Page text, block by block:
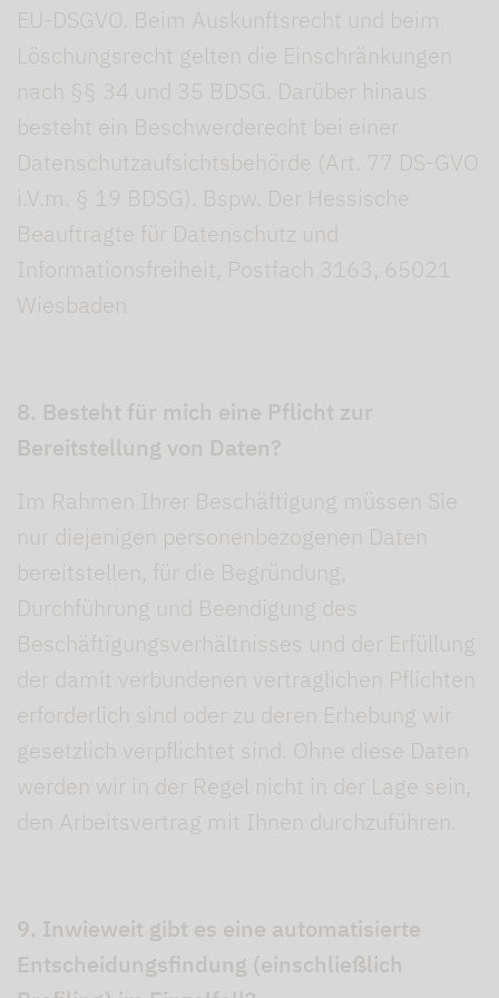
EU-DSGVO. Beim Auskunftsrecht und beim
Löschungsrecht gelten die Einschränkungen
nach §§ 34 und 35 BDSG. Darüber hinaus
besteht ein Beschwerderecht bei einer
Datenschutzaufsichtsbehörde (Art. 77 DS-GVO
i.V.m. § 19 BDSG). Bspw. Der Hessische
Beauftragte für Datenschutz und
Informationsfreiheit, Postfach 3163, 65021
Wiesbaden
8. Besteht für mich eine Pflicht zur
Bereitstellung von Daten?
Im Rahmen Ihrer Beschäftigung müssen Sie
nur diejenigen personenbezogenen Daten
bereitstellen, für die Begründung,
Durchführung und Beendigung des
Beschäftigungsverhältnisses und der Erfüllung
der damit verbundenen vertraglichen Pflichten
erforderlich sind oder zu deren Erhebung wir
gesetzlich verpflichtet sind. Ohne diese Daten
werden wir in der Regel nicht in der Lage sein,
den Arbeitsvertrag mit Ihnen durchzuführen.
9. Inwieweit gibt es eine automatisierte
Entscheidungsfindung (einschließlich